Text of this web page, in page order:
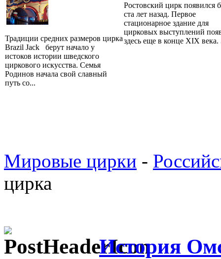
Традиции средних размеров цирка
Brazil Jack берут начало у
истоков истории шведского
циркового искусства. Семья
Родинов начала свой славный
путь со...
Ростовский цирк появился
ста лет назад. Первое
стационарное здание для
цирковых выступлений
здесь еще в конце XIX века.
Мировые цирки -
цирка
История